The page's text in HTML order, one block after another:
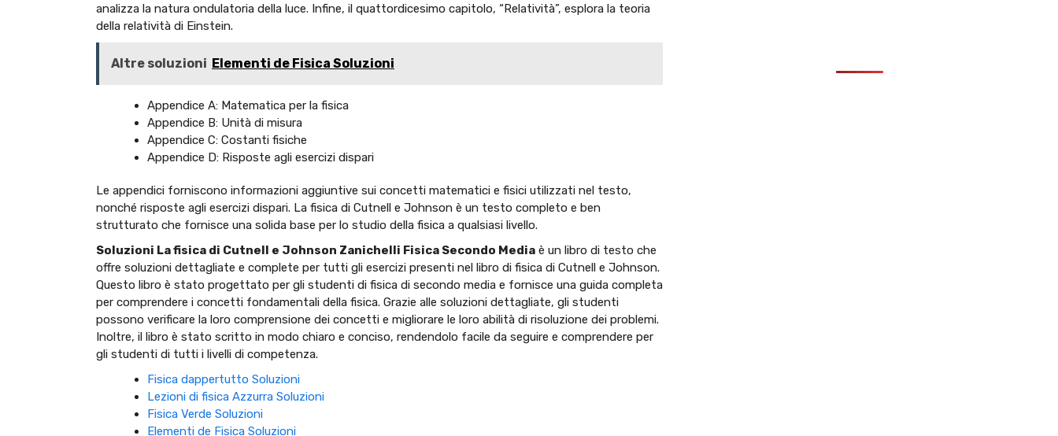
analizza la natura ondulatoria della luce. Infine, il quattordicesimo capitolo, “Relatività”, esplora la teoria
della relatività di Einstein.
Altre soluzioni Elementi de Fisica Soluzioni
Appendice A: Matematica per la fisica
Appendice B: Unità di misura
Appendice C: Costanti fisiche
Appendice D: Risposte agli esercizi dispari
Le appendici forniscono informazioni aggiuntive sui concetti matematici e fisici utilizzati nel testo,
nonché risposte agli esercizi dispari. La fisica di Cutnell e Johnson è un testo completo e ben
strutturato che fornisce una solida base per lo studio della fisica a qualsiasi livello.
Soluzioni La fisica di Cutnell e Johnson Zanichelli Fisica Secondo Media è un libro di testo che
offre soluzioni dettagliate e complete per tutti gli esercizi presenti nel libro di fisica di Cutnell e Johnson.
Questo libro è stato progettato per gli studenti di fisica di secondo media e fornisce una guida completa
per comprendere i concetti fondamentali della fisica. Grazie alle soluzioni dettagliate, gli studenti
possono verificare la loro comprensione dei concetti e migliorare le loro abilità di risoluzione dei problemi.
Inoltre, il libro è stato scritto in modo chiaro e conciso, rendendolo facile da seguire e comprendere per
gli studenti di tutti i livelli di competenza.
Fisica dappertutto Soluzioni
Lezioni di fisica Azzurra Soluzioni
Fisica Verde Soluzioni
Elementi de Fisica Soluzioni